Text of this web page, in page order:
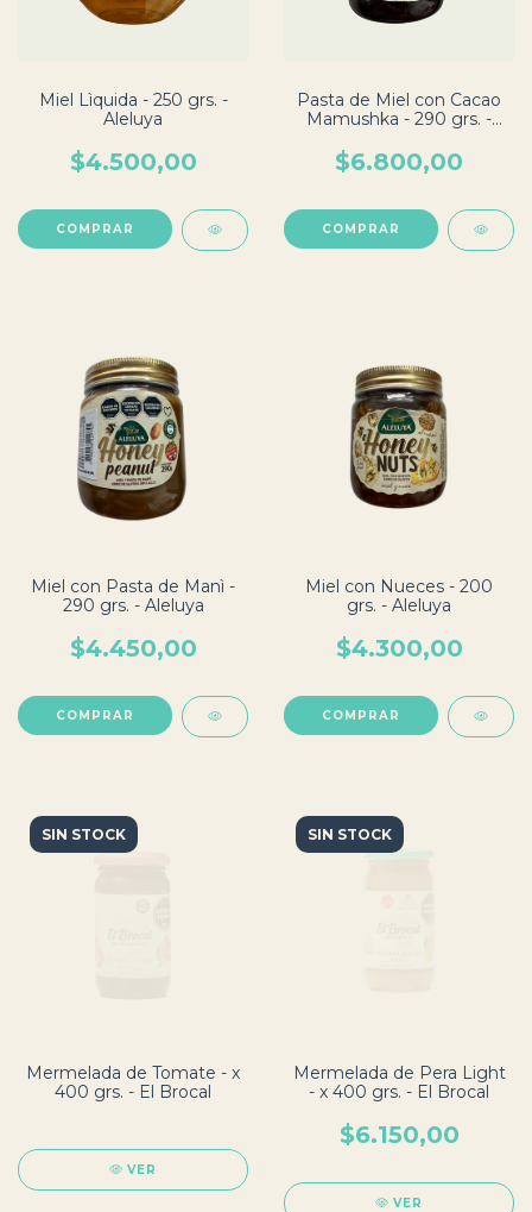
Miel Lìquida - 250 grs. -
Aleluya
$4.500,00
Pasta de Miel con Cacao
Mamushka - 290 grs. -
$6.800,00
Miel con Pasta de Manì -
290 grs. - Aleluya
$4.450,00
Miel con Nueces - 200
grs. - Aleluya
$4.300,00
SIN STOCK
Mermelada de Tomate - x
400 grs. - El Brocal
VER
SIN STOCK
Mermelada de Pera Light
- x 400 grs. - El Brocal
$6.150,00
VER